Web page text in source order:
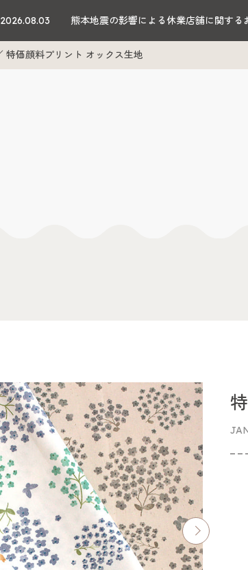
2026.08.03 熊本地震の影響による休業店舗に関する
特価顔料プリント オックス生地